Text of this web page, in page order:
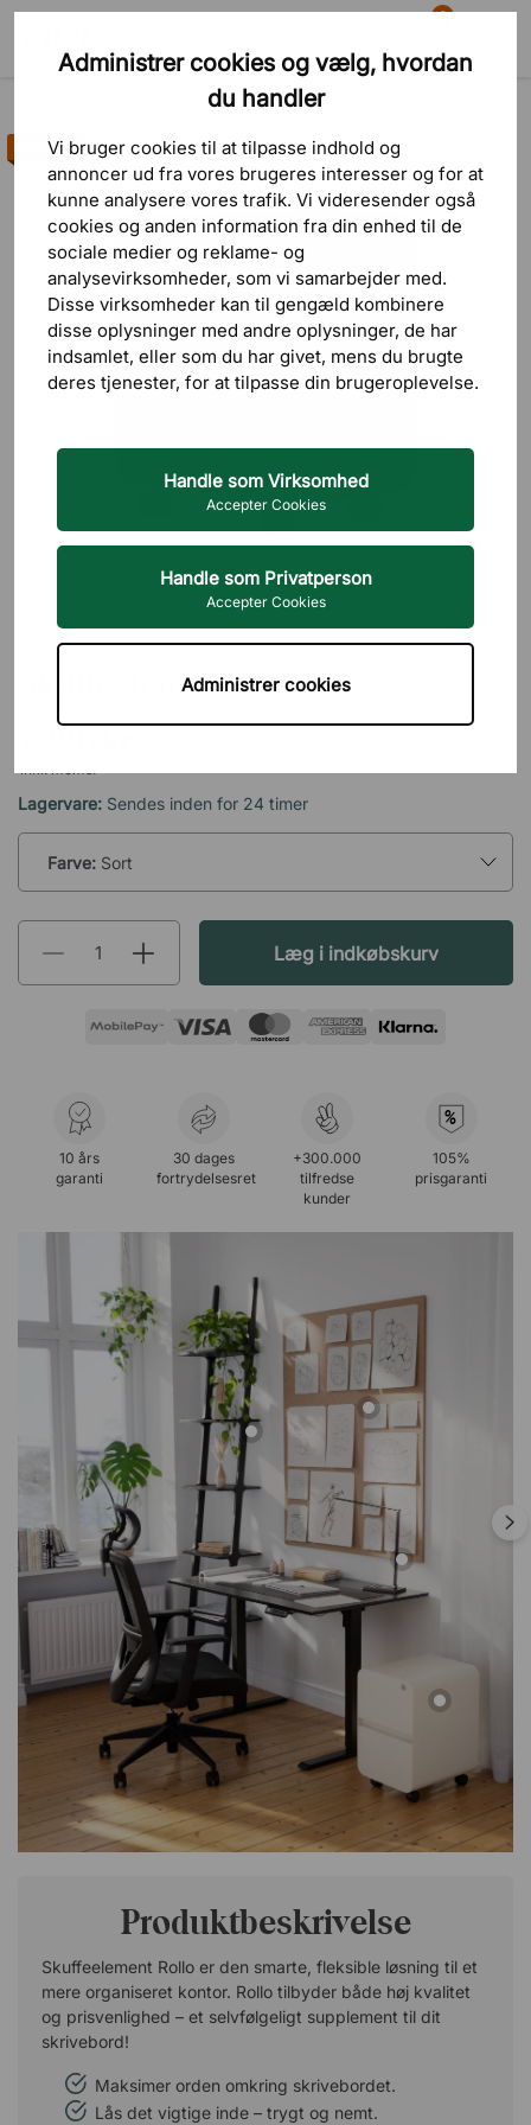
Administrer cookies og vælg, hvordan
du handler
Vi bruger cookies til at tilpasse indhold og
annoncer ud fra vores brugeres interesser og for at
kunne analysere vores trafik. Vi videresender også
cookies og anden information fra din enhed til de
sociale medier og reklame- og
analysevirksomheder, som vi samarbejder med.
Disse virksomheder kan til gengæld kombinere
disse oplysninger med andre oplysninger, de har
indsamlet, eller som du har givet, mens du brugte
deres tjenester, for at tilpasse din brugeroplevelse.
Handle som Virksomhed
Accepter Cookies
Handle som Privatperson
Accepter Cookies
Administrer cookies
Søg
0
Indkøbskurv
Skuffemoduler
Bestseller
DIREKT INTERIÖR
Skuffeelement Rollo
inkl. moms.
Lagervare: Sendes inden for 24 timer
Farve: Sort
Læg i indkøbskurv
10 års
garanti
30 dages
fortrydelsesret
+300.000
tilfredse
kunder
%
105%
prisgaranti
Produktbeskrivelse
Skuffeelement Rollo er den smarte, fleksible løsning til et
mere organiseret kontor. Rollo tilbyder både høj kvalitet
og prisvenlighed – et selvfølgeligt supplement til dit
skrivebord!
Maksimer orden omkring skrivebordet.
Lås det vigtige inde – trygt og nemt.